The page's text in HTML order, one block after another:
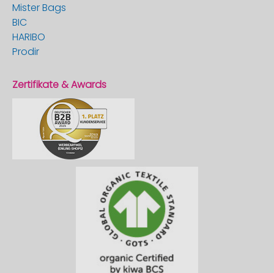
Mister Bags
BIC
HARIBO
Prodir
Zertifikate & Awards